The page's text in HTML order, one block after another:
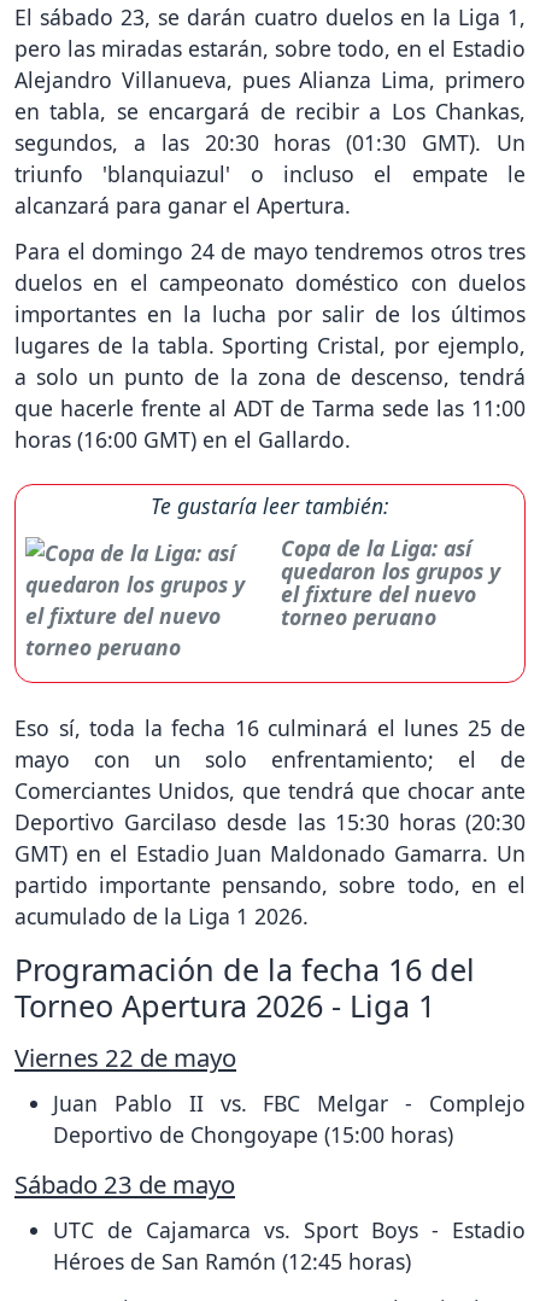
El sábado 23, se darán cuatro duelos en la Liga 1,
pero las miradas estarán, sobre todo, en el Estadio
Alejandro Villanueva, pues Alianza Lima, primero
en tabla, se encargará de recibir a Los Chankas,
segundos, a las 20:30 horas (01:30 GMT). Un
triunfo 'blanquiazul' o incluso el empate le
alcanzará para ganar el Apertura.
Para el domingo 24 de mayo tendremos otros tres
duelos en el campeonato doméstico con duelos
importantes en la lucha por salir de los últimos
lugares de la tabla. Sporting Cristal, por ejemplo,
a solo un punto de la zona de descenso, tendrá
que hacerle frente al ADT de Tarma sede las 11:00
horas (16:00 GMT) en el Gallardo.
Te gustaría leer también:
Copa de la Liga: así
quedaron los grupos y
el fixture del nuevo
torneo peruano
Eso sí, toda la fecha 16 culminará el lunes 25 de
mayo con un solo enfrentamiento; el de
Comerciantes Unidos, que tendrá que chocar ante
Deportivo Garcilaso desde las 15:30 horas (20:30
GMT) en el Estadio Juan Maldonado Gamarra. Un
partido importante pensando, sobre todo, en el
acumulado de la Liga 1 2026.
Programación de la fecha 16 del
Torneo Apertura 2026 - Liga 1
Viernes 22 de mayo
Juan Pablo II vs. FBC Melgar - Complejo
Deportivo de Chongoyape (15:00 horas)
Sábado 23 de mayo
UTC de Cajamarca vs. Sport Boys - Estadio
Héroes de San Ramón (12:45 horas)